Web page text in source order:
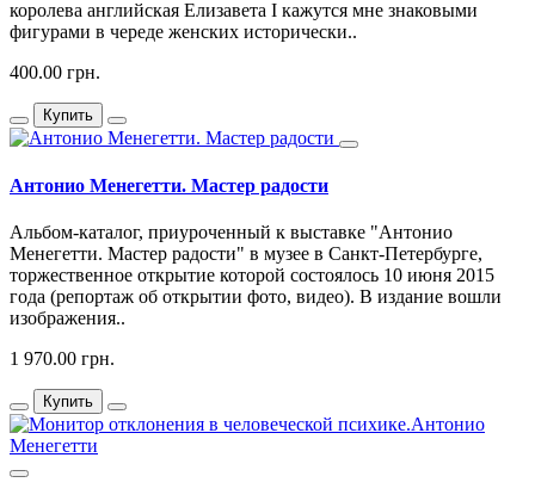
королева английская Елизавета I кажутся мне знаковыми
фигурами в череде женских исторически..
400.00 грн.
Купить
Антонио Менегетти. Мастер радости
Альбом-каталог, приуроченный к выставке "Антонио
Менегетти. Мастер радости" в музее в Санкт-Петербурге,
торжественное открытие которой состоялось 10 июня 2015
года (репортаж об открытии фото, видео). В издание вошли
изображения..
1 970.00 грн.
Купить